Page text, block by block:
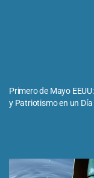
Primero de Mayo
y Patriotismo en un Día